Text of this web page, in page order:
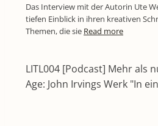
Das Interview mit der Autorin Ute
tiefen Einblick in ihren kreativen
Themen, die sie Read more
LITL004 [Podcast] Mehr als
Age: John Irvings Werk "In